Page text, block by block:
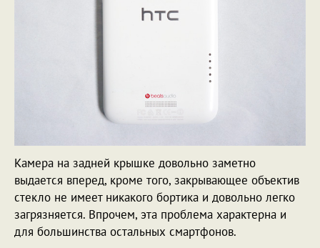
Камера на задней крышке довольно заметно
выдается вперед, кроме того, закрывающее объектив
стекло не имеет никакого бортика и довольно легко
загрязняется. Впрочем, эта проблема характерна и
для большинства остальных смартфонов.